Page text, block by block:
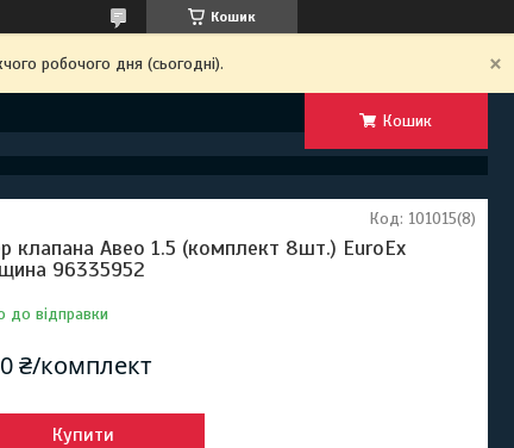
Кошик
робочого дня (сьогодні).
Кошик
клапана Авео 1.5 (комплект 8шт.) EuroEx
96335952
до відправки
Код: 101015(8)
₴/комплект
Купити